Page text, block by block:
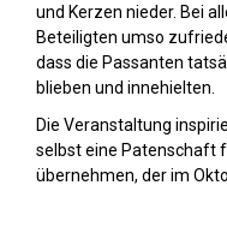
und Kerzen nieder. Bei
Beteiligten umso
dass die Passanten
blieben und innehielten.
Die Veranstaltung
selbst eine Patenschaft
übernehmen, der im